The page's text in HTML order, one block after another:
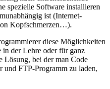
spezielle Software installieren
ist (Internet-
Kopfschmerzen…).
diese Möglichkeiten
in der Lehre oder für ganz
Lösung, bei der man Code
und FTP-Programm zu laden,